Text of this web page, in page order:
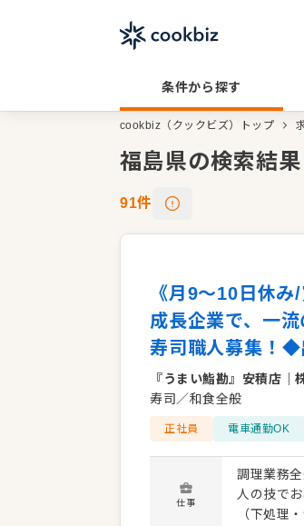
条件から探す
cookbiz（クックビズ）トップ
福島県の検索結果
91件
《月9～10日休
成長企業で、一
寿司職人募集！
『うまい鮨勘』安積店 ｜
寿司／和食全般
正社員 電車通勤OK
仕事
調理業務
人の技でお客様
（下処理